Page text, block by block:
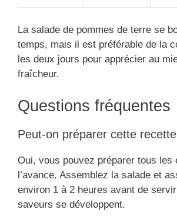
La salade de pommes de terre se
temps, mais il est préférable de la
les deux jours pour apprécier au
fraîcheur.
Questions fréquentes
Peut-on préparer cette recette
Oui, vous pouvez préparer tous les
l’avance. Assemblez la salade et
environ 1 à 2 heures avant de
saveurs se développent.